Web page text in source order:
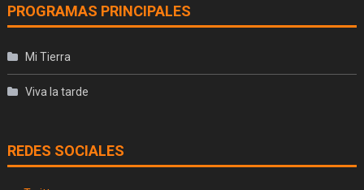
PROGRAMAS PRINCIPALES
Mi Tierra
Viva la tarde
REDES SOCIALES